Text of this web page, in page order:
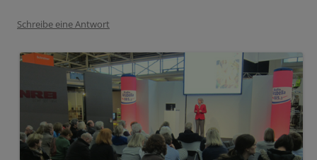
Schreibe eine Antwort